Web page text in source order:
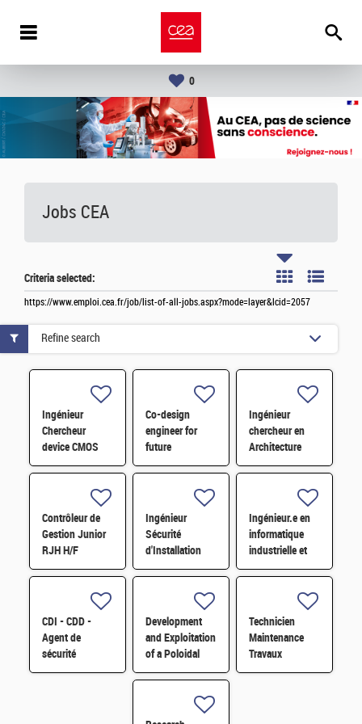
0
Jobs CEA
Criteria selected:
https://www.emploi.cea.fr/job/list-of-all-jobs.aspx?mode=layer&lcid=2057
Ingénieur
Chercheur
device CMOS
avancé H/F
Co-design
engineer for
future
computing
Ingénieur
chercheur en
Architecture
Système et
Contrôleur de
Gestion Junior
RJH H/F
Ingénieur
Sécurité
d'Installation
H/F
Ingénieur.e en
informatique
industrielle et
automatisme
CDI - CDD -
Agent de
sécurité
polyvalent H/F
Development
and Exploitation
of a Poloidal
Correlation
for Turbulence
Studies H/F
Technicien
Maintenance
Travaux
Refine search